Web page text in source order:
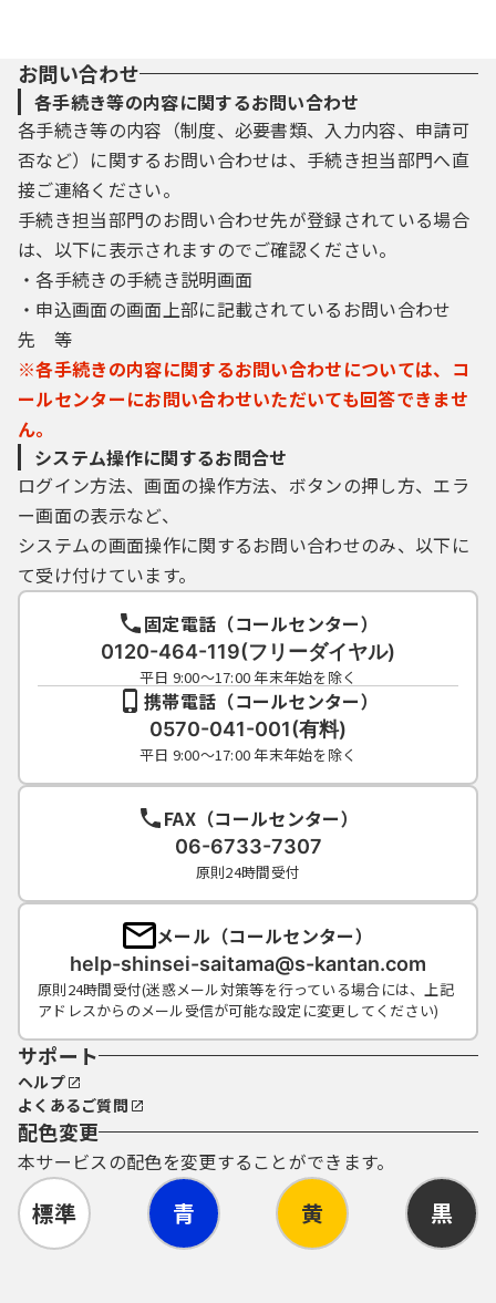
パスワード、氏名、住所、その他の必要な事
項を本システム上で登録してください。
（２）住所、氏名、メールアドレス等に変更
があった場合は変更手続を行ってください。
（３）本システムは、利用者が登録したメー
ルアドレスへＵＲＬを送信します。利用者
は、メールに記載されているＵＲＬにアクセ
スすることで、本登録を行います。
（４）利用者登録にて登録された情報は、構
成団体にて管理されます。
（５）利用者は、登録した利用者情報を使用
す。
利用者は、次の事項をご確認ください。
（１）利用者ＩＤ、パスワード、整理番号及
びパスワード（申請データ用）は、他者に知
られないように管理してください。
（２）他者からのパスワード等の照会には応
じないでください。
（３）安全性をより高めるため、パスワード
は、定期的に変更してください。
（４）利用者ＩＤ、パスワードは、再発行し
ません。なお、利用者ＩＤ、パスワードを紛
失し、盗難に遭い、又は不正使用されたこと
が分かったときは、速やかに問い合わせ先に
連絡し、その指示に従ってください。
（５）利用者ＩＤ及びパスワードについて
は、特に有効期限は設けないものとします
間行われない場合は、構成団体の職権におい
て抹消することができるものとします。
（６）構成団体は、利用者ＩＤ及びパスワー
ド、整理番号及びパスワード（申請データ
用）を使用して行われた手続については、本
人がこれを行ったものとみなします。
５ 電子証明書の取得・管理
（１）利用者が、システムを利用して申請･届
出等の手続を行う場合、電子的な署名（以下
「電子署名」という。）を必要とするものが
あります。電子署名が必要な手続について
は、自ら電子証明書を取得して、申請･届出等
お問い合わせ
各手続き等の内容に関するお問い合わせ
各手続き等の内容（制度、必要書類、入力内容、申請可
否など）に関するお問い合わせは、手続き担当部門へ直
接ご連絡ください。
手続き担当部門のお問い合わせ先が登録されている場合
は、以下に表示されますのでご確認ください。
・各手続きの手続き説明画面
・申込画面の画面上部に記載されているお問い合わせ
先 等
※各手続きの内容に関するお問い合わせについては、コ
ールセンターにお問い合わせいただいても回答できませ
ん。
システム操作に関するお問合せ
ログイン方法、画面の操作方法、ボタンの押し方、エラ
ー画面の表示など、
システムの画面操作に関するお問い合わせのみ、以下に
て受け付けています。
固定電話（コールセンター）
0120-464-119(フリーダイヤル)
平日 9:00～17:00 年末年始を除く
携帯電話（コールセンター）
0570-041-001(有料)
平日 9:00～17:00 年末年始を除く
FAX（コールセンター）
06-6733-7307
原則24時間受付
メール（コールセンター）
help-shinsei-saitama@s-kantan.com
原則24時間受付(迷惑メール対策等を行っている場合には、上記
アドレスからのメール受信が可能な設定に変更してください)
サポート
ヘルプ
よくあるご質問
配色変更
本サービスの配色を変更することができます。
標準 青 黄 黒